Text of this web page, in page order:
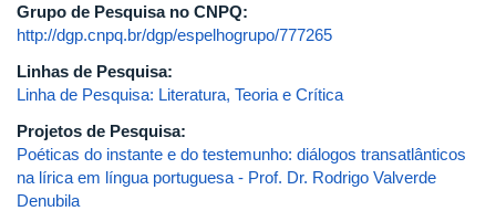
Grupo de Pesquisa no CNPQ:
http://dgp.cnpq.br/dgp/espelhogrupo/777265
Linhas de Pesquisa:
Linha de Pesquisa: Literatura, Teoria e Crítica
Projetos de Pesquisa:
Poéticas do instante e do testemunho: diálogos transatlânticos
na lírica em língua portuguesa - Prof. Dr. Rodrigo Valverde
Denubila